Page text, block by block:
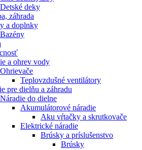
Detské deky
záhrada
a doplnky
Bazény
a ohrev vody
Ohrievače
Teplovzdušné ventilátory
pre dielňu a záhradu
Náradie do dielne
Akumulátorové náradie
Aku vŕtačky a skrutkovače
Elektrické náradie
Brúsky a príslušenstvo
Brúsky